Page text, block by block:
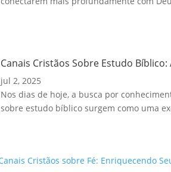
Canais Cristãos Sobre Estudo Bíblico:
jul 2, 2025
Nos dias de hoje, a busca por
sobre estudo bíblico surgem como uma